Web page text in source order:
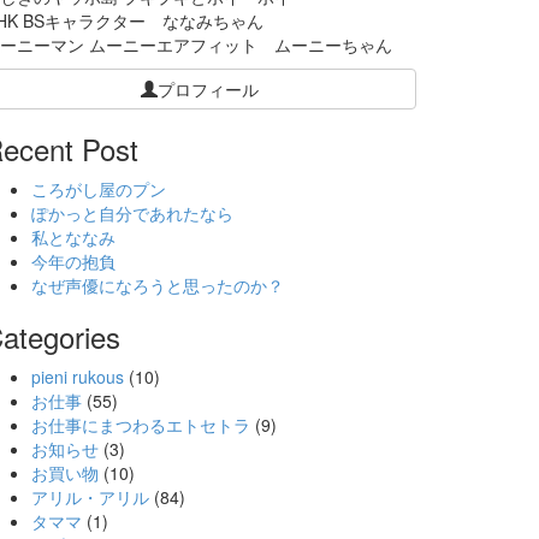
BSキャラクター ななみちゃん
ニーマン ムーニーエアフィット ムーニーちゃん
プロフィール
Post
ころがし屋のプン
ぽかっと自分であれたなら
私とななみ
今年の抱負
なぜ声優になろうと思ったのか？
pieni rukous (10)
お仕事 (55)
お仕事にまつわるエトセトラ (9)
お知らせ (3)
お買い物 (10)
アリル・アリル (84)
タママ (1)